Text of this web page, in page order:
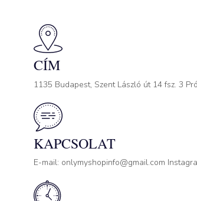
CÍM
1135 Budapest, Szent László út 14 fsz. 3
KAPCSOLAT
E-mail: onlymyshopinfo@gmail.com